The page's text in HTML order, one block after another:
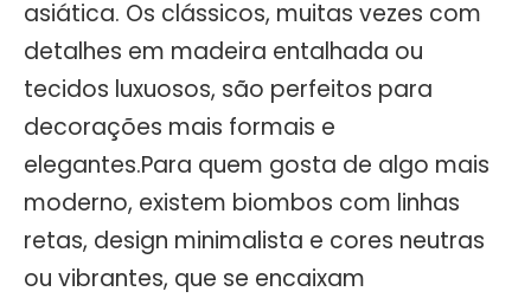
asiática. Os clássicos, muitas vezes com
detalhes em madeira entalhada ou
tecidos luxuosos, são perfeitos para
decorações mais formais e
elegantes.Para quem gosta de algo mais
moderno, existem biombos com linhas
retas, design minimalista e cores neutras
ou vibrantes, que se encaixam